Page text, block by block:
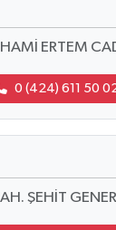
ERTEM
0 (424) 611 50
ŞEHİT